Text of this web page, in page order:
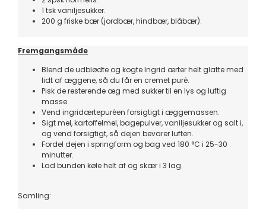
1 tsk vaniljesukker.
200 g friske bær (jordbær, hindbær, blåbær).
Fremgangsmåde
Blend de udblødte og kogte Ingrid ærter helt glatte med
lidt af æggene, så du får en cremet puré.
Pisk de resterende æg med sukker til en lys og luftig
masse.
Vend ingridærtepuréen forsigtigt i æggemassen.
Sigt mel, kartoffelmel, bagepulver, vaniljesukker og salt i,
og vend forsigtigt, så dejen bevarer luften.
Fordel dejen i springform og bag ved 180 °C i 25-30
minutter.
Lad bunden køle helt af og skær i 3 lag.
Samling: